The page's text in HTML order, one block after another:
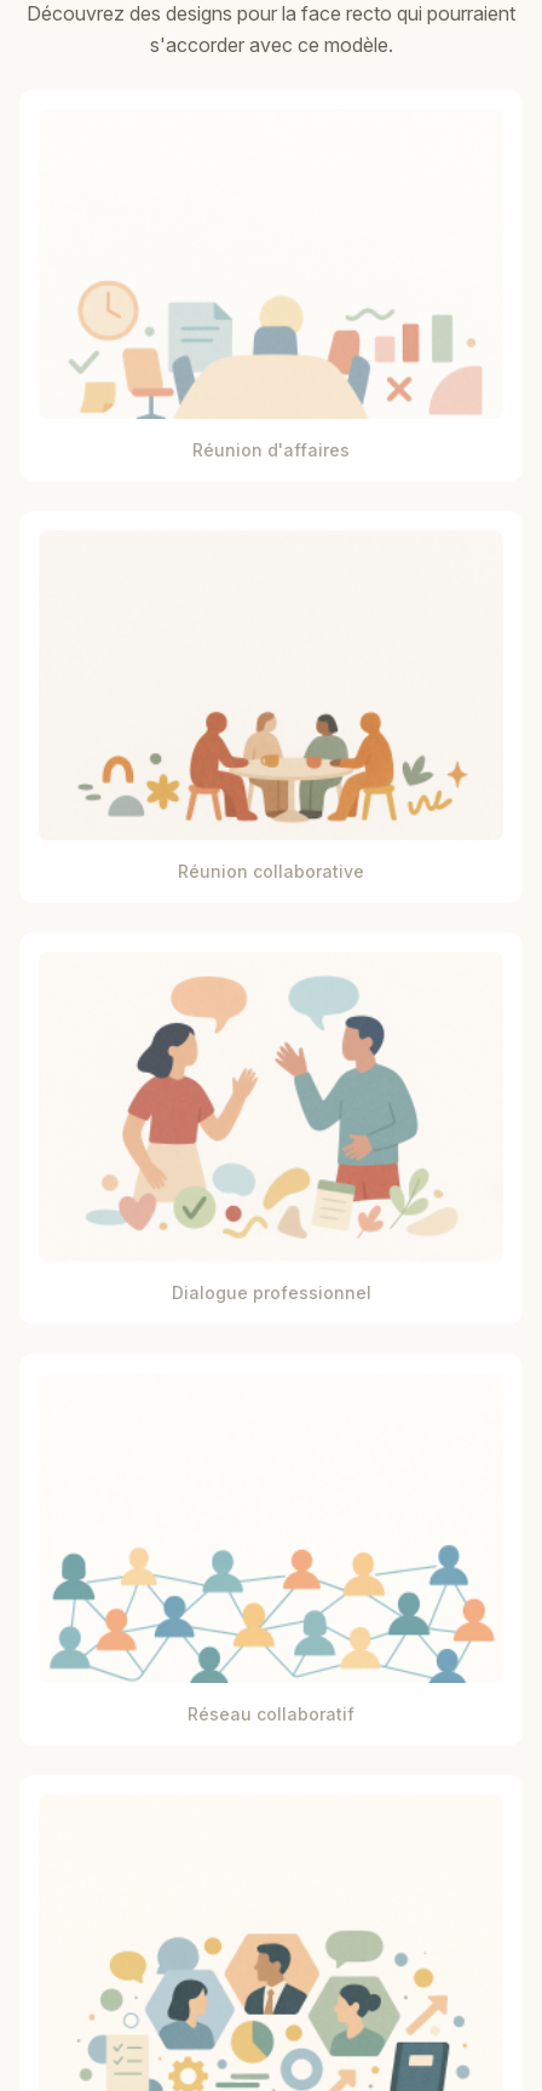
Découvrez des designs pour la face recto qui pourraient
s'accorder avec ce modèle.
Réunion d'affaires
Réunion collaborative
Dialogue professionnel
Réseau collaboratif